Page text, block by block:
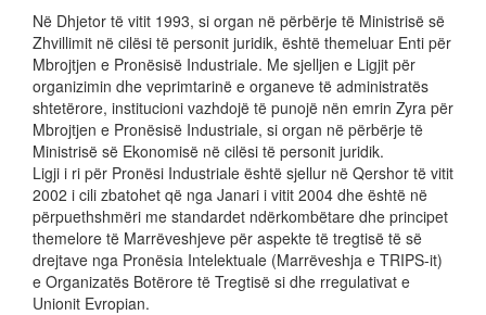
Në Dhjetor të vitit 1993, si organ në përbërje të Ministrisë së
Zhvillimit në cilësi të personit juridik, është themeluar Enti për
Mbrojtjen e Pronësisë Industriale. Me sjelljen e Ligjit për
organizimin dhe veprimtarinë e organeve të administratës
shtetërore, institucioni vazhdojë të punojë nën emrin Zyra për
Mbrojtjen e Pronësisë Industriale, si organ në përbërje të
Ministrisë së Ekonomisë në cilësi të personit juridik.
Ligji i ri për Pronësi Industriale është sjellur në Qershor të vitit
2002 i cili zbatohet që nga Janari i vitit 2004 dhe është në
përpuethshmëri me standardet ndërkombëtare dhe principet
themelore të Marrëveshjeve për aspekte të tregtisë të së
drejtave nga Pronësia Intelektuale (Marrëveshja e TRIPS-it)
e Organizatës Botërore të Tregtisë si dhe rregulativat e
Unionit Evropian.